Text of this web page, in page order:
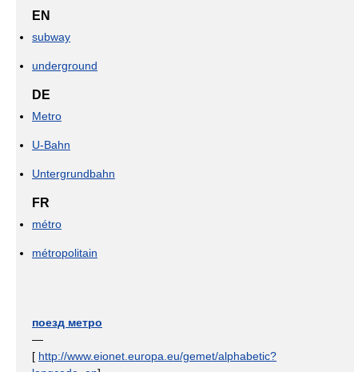
EN
subway
underground
DE
Metro
U-Bahn
Untergrundbahn
FR
métro
métropolitain
поезд метро
—
[ http://www.eionet.europa.eu/gemet/alphabetic?